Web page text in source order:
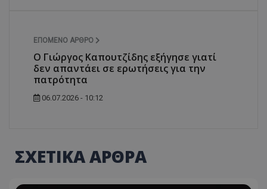
ΕΠΌΜΕΝΟ ΆΡΘΡΟ
Ο Γιώργος Καπουτζίδης εξήγησε γιατί
δεν απαντάει σε ερωτήσεις για την
πατρότητα
06.07.2026 - 10:12
ΣΧΕΤΙΚΑ ΑΡΘΡΑ